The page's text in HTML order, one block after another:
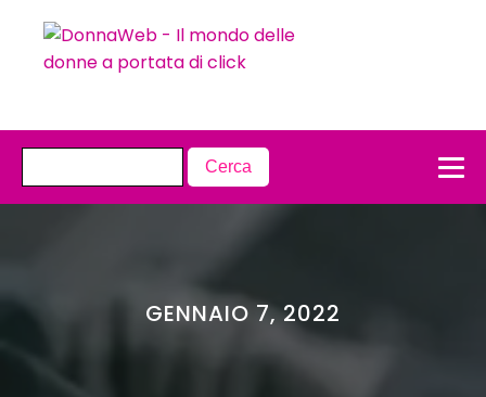
GENNAIO 7, 2022